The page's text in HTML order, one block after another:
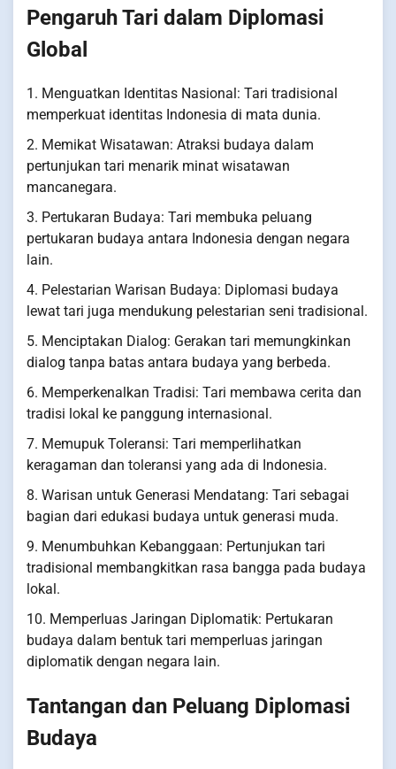
Pengaruh Tari dalam Diplomasi
Global
1. Menguatkan Identitas Nasional: Tari tradisional
memperkuat identitas Indonesia di mata dunia.
2. Memikat Wisatawan: Atraksi budaya dalam
pertunjukan tari menarik minat wisatawan
mancanegara.
3. Pertukaran Budaya: Tari membuka peluang
pertukaran budaya antara Indonesia dengan negara
lain.
4. Pelestarian Warisan Budaya: Diplomasi budaya
lewat tari juga mendukung pelestarian seni tradisional.
5. Menciptakan Dialog: Gerakan tari memungkinkan
dialog tanpa batas antara budaya yang berbeda.
6. Memperkenalkan Tradisi: Tari membawa cerita dan
tradisi lokal ke panggung internasional.
7. Memupuk Toleransi: Tari memperlihatkan
keragaman dan toleransi yang ada di Indonesia.
8. Warisan untuk Generasi Mendatang: Tari sebagai
bagian dari edukasi budaya untuk generasi muda.
9. Menumbuhkan Kebanggaan: Pertunjukan tari
tradisional membangkitkan rasa bangga pada budaya
lokal.
10. Memperluas Jaringan Diplomatik: Pertukaran
budaya dalam bentuk tari memperluas jaringan
diplomatik dengan negara lain.
Tantangan dan Peluang Diplomasi
Budaya